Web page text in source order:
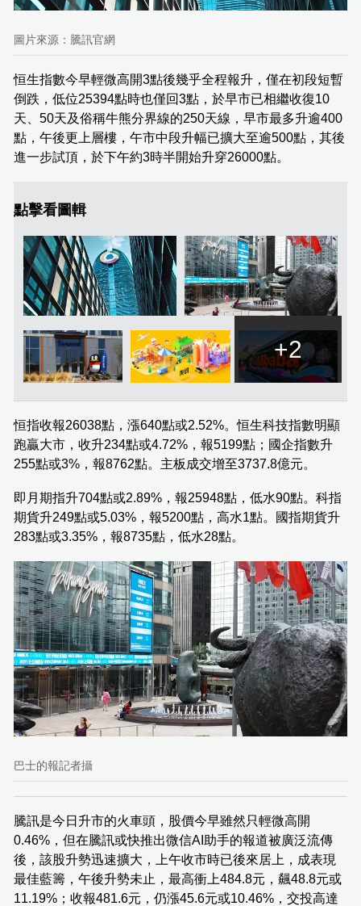
圖片來源：騰訊官網
恒生指數今早輕微高開3點後幾乎全程報升，僅在初段短暫
倒跌，低位25394點時也僅回3點，於早市已相繼收復10
天、50天及俗稱牛熊分界線的250天線，早市最多升逾400
點，午後更上層樓，午市中段升幅已擴大至逾500點，其後
進一步試頂，於下午約3時半開始升穿26000點。
點擊看圖輯
+2
恒指收報26038點，漲640點或2.52%。恒生科技指數明顯
跑贏大市，收升234點或4.72%，報5199點；國企指數升
255點或3%，報8762點。主板成交增至3737.8億元。
即月期指升704點或2.89%，報25948點，低水90點。科指
期貨升249點或5.03%，報5200點，高水1點。國指期貨升
283點或3.35%，報8735點，低水28點。
巴士的報記者攝
騰訊是今日升市的火車頭，股價今早雖然只輕微高開
0.46%，但在騰訊或快推出微信AI助手的報道被廣泛流傳
後，該股升勢迅速擴大，上午收市時已後來居上，成表現
最佳藍籌，午後升勢未止，最高衝上484.8元，飆48.8元或
11.19%；收報481.6元，仍漲45.6元或10.46%，交投高達